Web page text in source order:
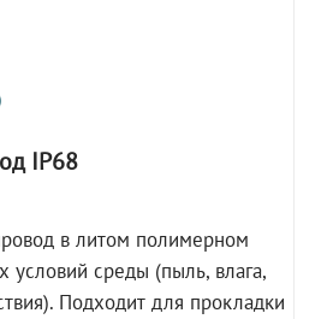
IP68
в литом полимерном
условий среды (пыль, влага,
Подходит для прокладки